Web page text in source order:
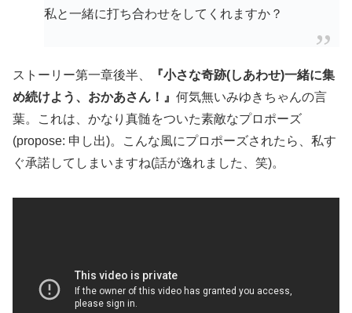
私と一緒に打ち合わせをしてくれますか？
ストーリー第一章後半、
『小さな奇跡(しあわせ)一緒に集
め続けよう、おかあさん！』 何気無いみゆきちゃんの言
葉。これは、かなり真髄をついた素敵なプロポーズ
(propose: 申し出)。こんな風にプロポーズされたら、私す
ぐ承諾してしまいますね(話が逸れました、笑)。